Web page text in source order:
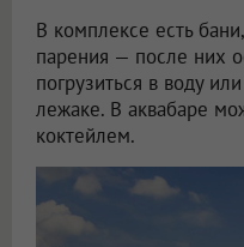
В комплексе есть
парения — после них
погрузиться в воду
лежаке. В аквабаре
коктейлем.